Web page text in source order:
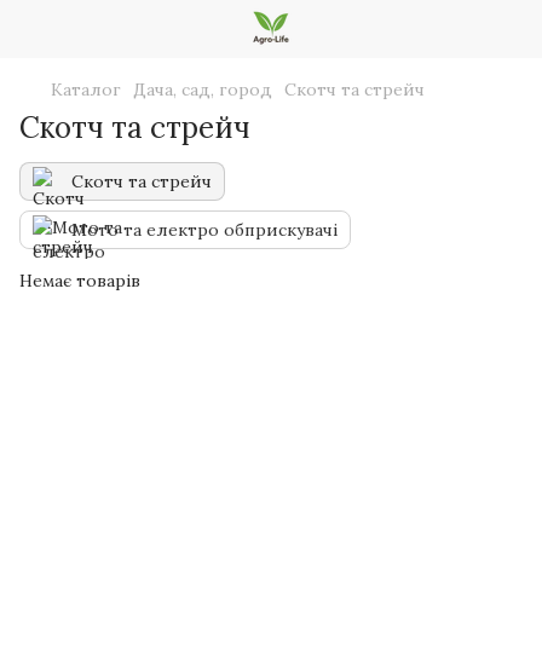
Каталог Дача, сад, город Скотч та стрейч
Скотч та стрейч
Скотч та стрейч
Мото та електро обприскувачі
Немає товарів